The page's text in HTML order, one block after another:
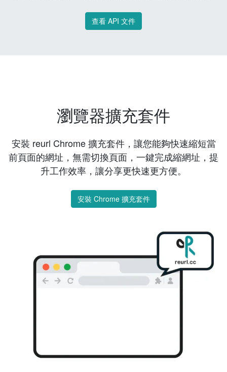
查看 API 文件
瀏覽器擴充套件
安裝 reurl Chrome 擴充套件，讓您能夠快速縮短當
前頁面的網址，無需切換頁面，一鍵完成縮網址，提
升工作效率，讓分享更快速更方便。
安裝 Chrome 擴充套件